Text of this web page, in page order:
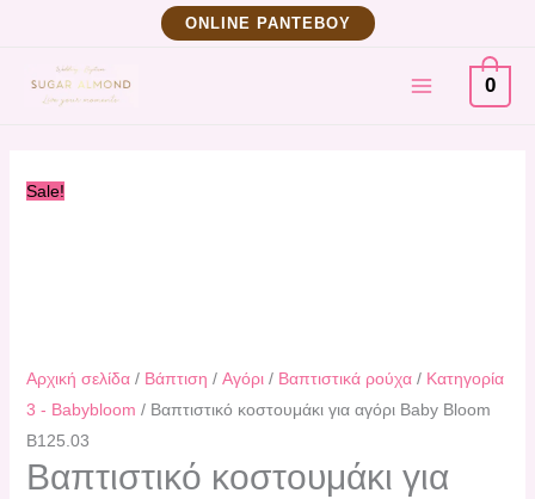
περιεχόμενο
ΟNLINE ΡΑΝΤΕΒΟΥ
MAIN
MENU
0
Sale!
Αρχική σελίδα/ Βάπτιση / Αγόρι/ Βαπτιστικά ρούχα/ Κατηγορία
3 - Babybloom / Βαπτιστικό κοστουμάκι για αγόρι Baby Bloom
B125.03
Βαπτιστικό κοστουμάκι για
was:
127,20 €.
Η
τρέχουσα
για
αγόρι
B125.03